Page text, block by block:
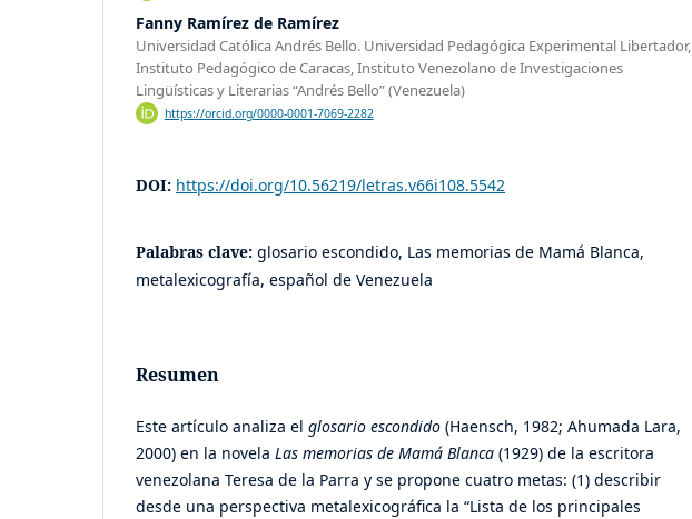
Fanny Ramírez de Ramírez
Universidad Católica Andrés Bello. Universidad Pedagógica Experimental Libertador,
Instituto Pedagógico de Caracas, Instituto Venezolano de Investigaciones
Lingüísticas y Literarias “Andrés Bello” (Venezuela)
https://orcid.org/0000-0001-7069-2282
DOI: https://doi.org/10.56219/letras.v66i108.5542
Palabras clave: glosario escondido, Las memorias de Mamá Blanca,
metalexicografía, español de Venezuela
Resumen
Este artículo analiza el glosario escondido (Haensch, 1982; Ahumada Lara,
2000) en la novela Las memorias de Mamá Blanca (1929) de la escritora
venezolana Teresa de la Parra y se propone cuatro metas: (1) describir
desde una perspectiva metalexicográfica la “Lista de los principales